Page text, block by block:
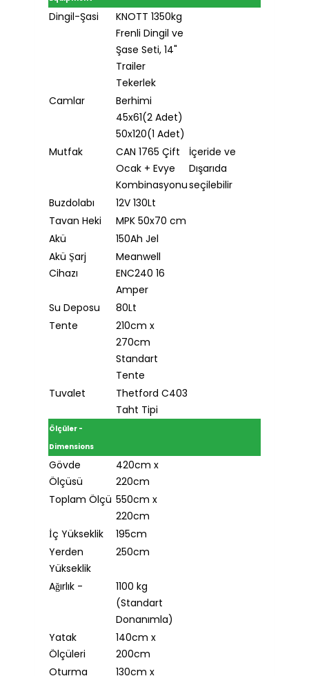
Dingil-Şasi
KNOTT 1350kg
Frenli Dingil ve
Şase Seti, 14"
Trailer
Tekerlek
Camlar
Berhimi
45x61(2 Adet)
50x120(1 Adet)
Mutfak
CAN 1765 Çift
Ocak + Evye
Kombinasyonu
İçeride ve
Dışarıda
seçilebilir
Buzdolabı
12V 130Lt
Tavan Heki
MPK 50x70 cm
Akü
150Ah Jel
Akü Şarj
Cihazı
Meanwell
ENC240 16
Amper
Su Deposu
80Lt
Tente
210cm x
270cm
Standart
Tente
Tuvalet
Thetford C403
Taht Tipi
Ölçüler -
Dimensions
Gövde
Ölçüsü
420cm x
220cm
Toplam Ölçü 550cm x
220cm
İç Yükseklik
195cm
Yerden
Yükseklik
250cm
Ağırlık -
1100 kg
(Standart
Donanımla)
Yatak
Ölçüleri
140cm x
200cm
Oturma
130cm x